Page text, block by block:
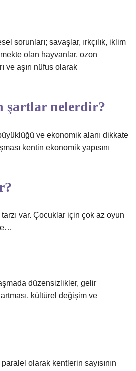
sorunları; savaşlar, ırkçılık, iklim
olan hayvanlar, ozon
ve aşırı nüfus olarak
şartlar nelerdir?
ve ekonomik alanı dikkate
kentin ekonomik yapısını
var. Çocuklar için çok az oyun
düzensizlikler, gelir
kültürel değişim ve
olarak kentlerin sayısının